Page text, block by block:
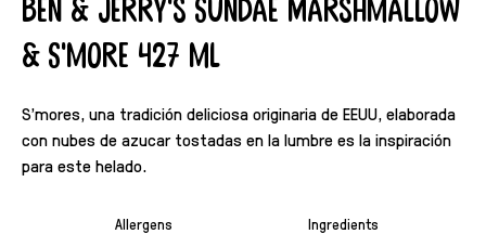
Ben & Jerry's Sundae Marshmallow
& S'more 427 ml
S'mores, una tradición deliciosa originaria de EEUU, elaborada
con nubes de azucar tostadas en la lumbre es la inspiración
para este helado.
Allergens Ingredients